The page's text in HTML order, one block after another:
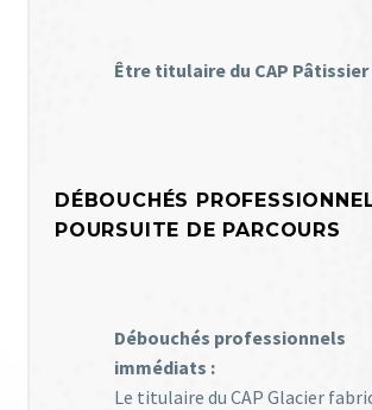
Être titulaire du CAP Pâtissier
DÉBOUCHÉS
POURSUITE DE PARCOURS
Débouchés professionnels
immédiats :
Le titulaire du CAP Glacier